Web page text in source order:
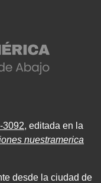
3092, editada en la
nuestramerica
desde la ciudad de